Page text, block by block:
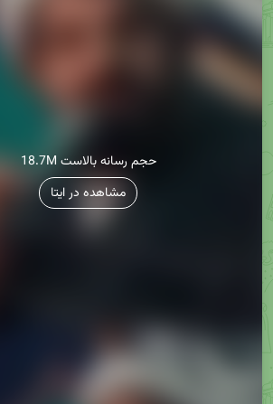
18.7M حجم رسانه بالاست
مشاهده در ایتا